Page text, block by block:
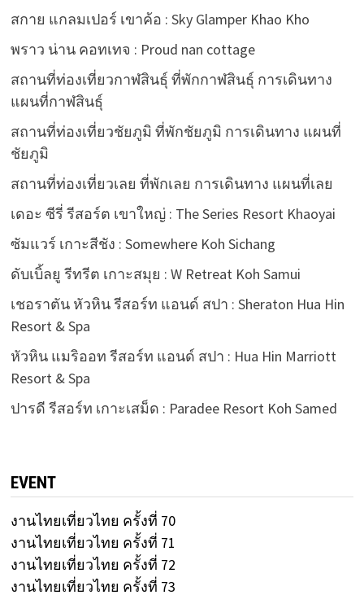
สกาย แกลมเปอร์ เขาค้อ : Sky Glamper Khao Kho
พราว น่าน คอทเทจ : Proud nan cottage
สถานที่ท่องเที่ยวกาฬสินธุ์ ที่พักกาฬสินธุ์ การเดินทาง
แผนที่กาฬสินธุ์
สถานที่ท่องเที่ยวชัยภูมิ ที่พักชัยภูมิ การเดินทาง แผนที่
ชัยภูมิ
สถานที่ท่องเที่ยวเลย ที่พักเลย การเดินทาง แผนที่เลย
เดอะ ซีรี่ รีสอร์ต เขาใหญ่ : The Series Resort Khaoyai
ซัมแวร์ เกาะสีชัง : Somewhere Koh Sichang
ดับเบิ้ลยู รีทรีต เกาะสมุย : W Retreat Koh Samui
เชอราตัน หัวหิน รีสอร์ท แอนด์ สปา : Sheraton Hua Hin
Resort & Spa
หัวหิน แมริออท รีสอร์ท แอนด์ สปา : Hua Hin Marriott
Resort & Spa
ปารดี รีสอร์ท เกาะเสม็ด : Paradee Resort Koh Samed
EVENT
งานไทยเที่ยวไทย ครั้งที่ 70
งานไทยเที่ยวไทย ครั้งที่ 71
งานไทยเที่ยวไทย ครั้งที่ 72
งานไทยเที่ยวไทย ครั้งที่ 73